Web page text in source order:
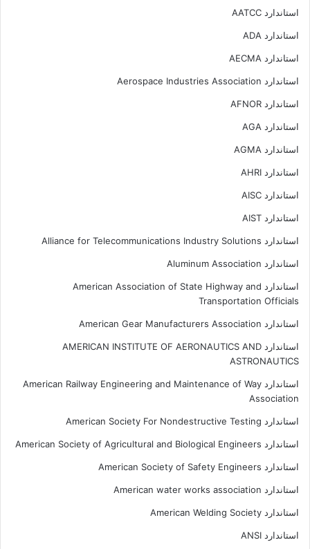
استاندارد AATCC
استاندارد ADA
استاندارد AECMA
استاندارد Aerospace Industries Association
استاندارد AFNOR
استاندارد AGA
استاندارد AGMA
استاندارد AHRI
استاندارد AISC
استاندارد AIST
استاندارد Alliance for Telecommunications Industry Solutions
استاندارد Aluminum Association
استاندارد American Association of State Highway and
Transportation Officials
استاندارد American Gear Manufacturers Association
استاندارد AMERICAN INSTITUTE OF AERONAUTICS AND
ASTRONAUTICS
استاندارد American Railway Engineering and Maintenance of Way
Association
استاندارد American Society For Nondestructive Testing
استاندارد American Society of Agricultural and Biological Engineers
استاندارد American Society of Safety Engineers
استاندارد American water works association
استاندارد American Welding Society
استاندارد ANSI